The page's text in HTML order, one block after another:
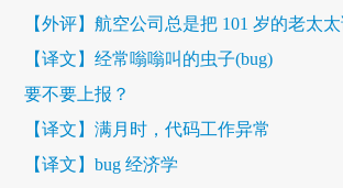
【外评】航空公司总是把 101 岁的老太
【译文】经常嗡嗡叫的虫子(bug)
要不要上报？
【译文】满月时，代码工作异常
【译文】bug 经济学